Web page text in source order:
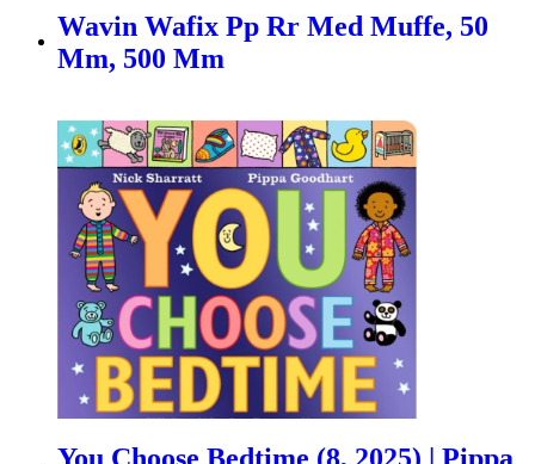
Wavin Wafix Pp Rr Med Muffe, 50
Mm, 500 Mm